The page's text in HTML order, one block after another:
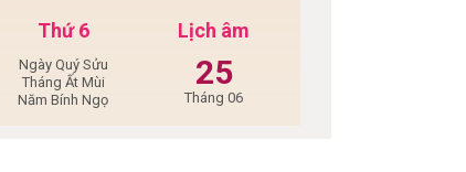
Thứ 6
Ngày Quý Sửu
Tháng Ất Mùi
Năm Bính Ngọ
Lịch âm
25
Tháng 06